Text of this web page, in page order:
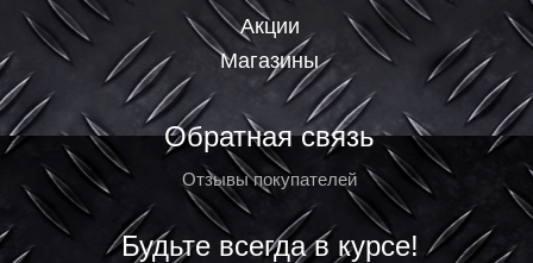
Акции
Магазины
Обратная связь
Отзывы покупателей
Будьте всегда в курсе!